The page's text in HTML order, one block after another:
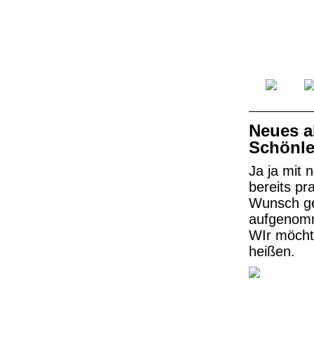
Neues
Ja ja mit
bereits
Wunsch
WIr
heißen.